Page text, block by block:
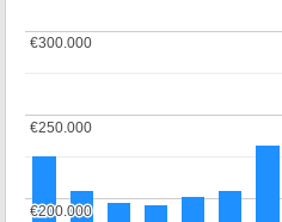
€200.000
€200.000
€250.000
€250.000
€300.000
€300.000